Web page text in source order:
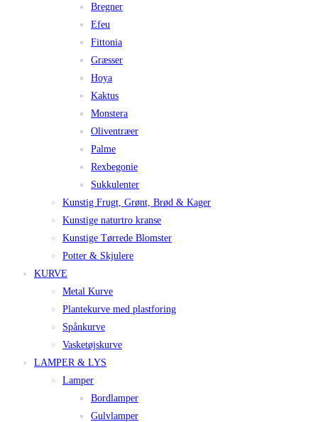
Bregner
Efeu
Fittonia
Græsser
Hoya
Kaktus
Monstera
Oliventræer
Palme
Rexbegonie
Sukkulenter
Kunstig Frugt, Grønt, Brød & Kager
Kunstige naturtro kranse
Kunstige Tørrede Blomster
Potter & Skjulere
KURVE
Metal Kurve
Plantekurve med plastforing
Spånkurve
Vasketøjskurve
LAMPER & LYS
Lamper
Bordlamper
Gulvlamper